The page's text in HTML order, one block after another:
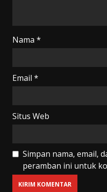
Nama *
Email *
Situs Web
Simpan nama, email,
peramban ini untuk